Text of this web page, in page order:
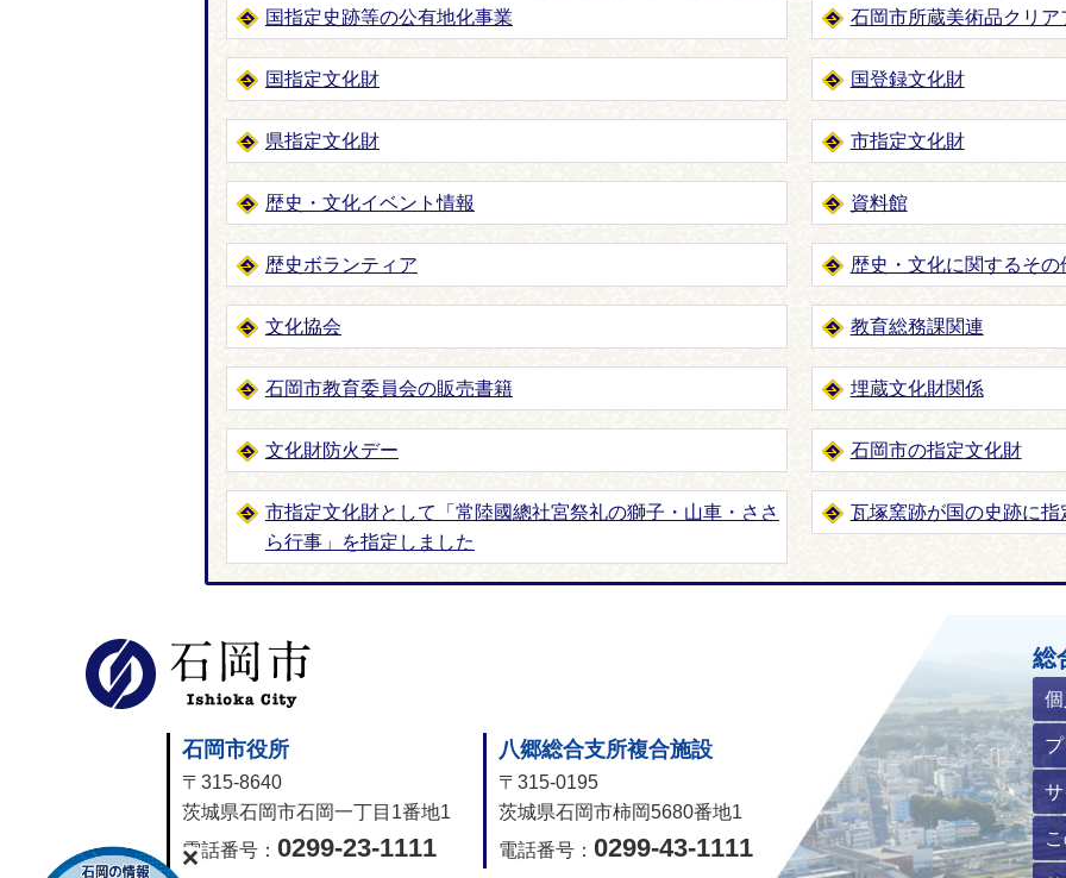
国指定史跡等の公有地化事業 石岡市所蔵美術品クリア
国指定文化財 国登録文化財
県指定文化財 市指定文化財
歴史・文化イベント情報 資料館
歴史ボランティア 歴史・文化に関するその
文化協会 教育総務課関連
石岡市教育委員会の販売書籍 埋蔵文化財関係
文化財防火デー 石岡市の指定文化財
市指定文化財として「常陸國總社宮祭礼の獅子・山車・ささ
ら行事」を指定しました
瓦塚窯跡が国の史跡に指
石岡市役所
〒315-8640
茨城県石岡市石岡一丁目1番地1
電話番号： 0299-23-1111
八郷総合支所複合施設
〒315-0195
茨城県石岡市柿岡5680番地1
電話番号： 0299-43-1111
総